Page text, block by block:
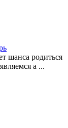
шанса родиться
а ...